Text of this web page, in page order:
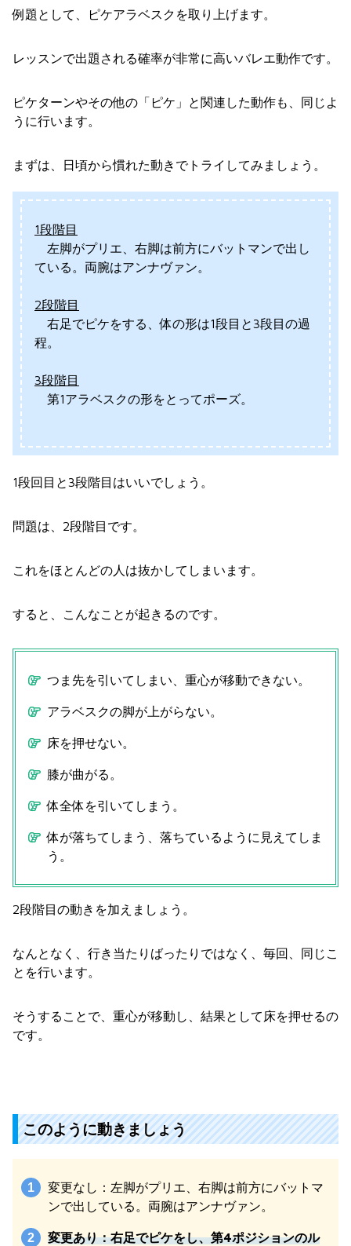
例題として、ピケアラベスクを取り上げます。
レッスンで出題される確率が非常に高いバレエ動作です。
ピケターンやその他の「ピケ」と関連した動作も、同じよ
うに行います。
まずは、日頃から慣れた動きでトライしてみましょう。
1段階目
左脚がプリエ、右脚は前方にバットマンで出し
ている。両腕はアンナヴァン。
2段階目
右足でピケをする、体の形は1段目と3段目の過
程。
3段階目
第1アラベスクの形をとってポーズ。
1段回目と3段階目はいいでしょう。
問題は、2段階目です。
これをほとんどの人は抜かしてしまいます。
すると、こんなことが起きるのです。
つま先を引いてしまい、重心が移動できない。
アラベスクの脚が上がらない。
床を押せない。
膝が曲がる。
体全体を引いてしまう。
体が落ちてしまう、落ちているように見えてしま
う。
2段階目の動きを加えましょう。
なんとなく、行き当たりばったりではなく、毎回、同じこ
とを行います。
そうすることで、重心が移動し、結果として床を押せるの
です。
このように動きましょう
変更なし：左脚がプリエ、右脚は前方にバットマ
ンで出している。両腕はアンナヴァン。
変更あり：右足でピケをし、第4ポジションのル